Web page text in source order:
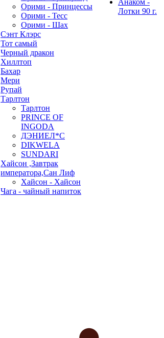
Орими - Принцессы
Орими - Тесс
Орими - Шах
Сэнт Клэрс
Тот самый
Черный дракон
Хиллтоп
Бахар
Мери
Рупай
Тарлтон
Тарлтон
PRINCE OF
INGODA
ДЭНИЕЛ*С
DIKWELA
SUNDARI
Хайсон ,Завтрак
императора,Сан Лиф
Хайсон - Хайсон
Чага - чайный напиток
Анаком -
Лотки 90 г.